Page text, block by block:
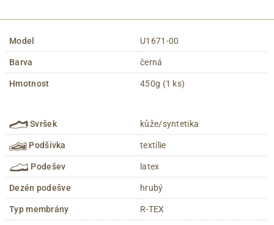
Model U1671-00
Barva černá
Hmotnost 450g (1 ks)
Svršek kůže/syntetika
Podšívka textílie
Podešev latex
Dezén podešve hrubý
Typ membrány R-TEX